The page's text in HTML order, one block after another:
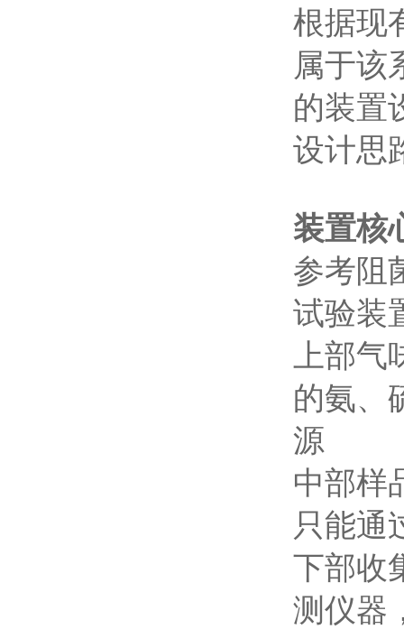
根据现
属于该
的装置
设计思
装置核
参考阻
试验装
上部气
的氨、
源
中部样
只能通
下部收
测仪器